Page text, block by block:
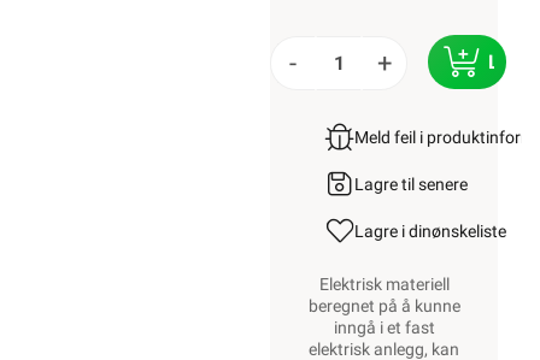
- +
Meld feil i
Lagre til senere
Lagre i dinønskeliste
Elektrisk materiell
beregnet på å kunne
inngå i et fast
elektrisk anlegg, kan